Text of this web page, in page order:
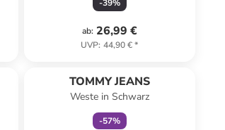
-39%
ab: 26,99 €
UVP: 44,90 €*
TOMMY JEANS
Weste in Schwarz
-57%